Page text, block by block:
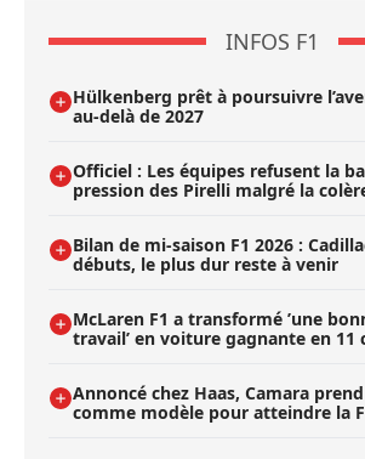
INFOS F1
Hülkenberg prêt à poursuivre
au-delà de 2027
Officiel : Les équipes refusent la
pression des Pirelli malgré la
Bilan de mi-saison F1 2026 :
débuts, le plus dur reste à venir
McLaren F1 a transformé ’une
travail’ en voiture gagnante en 11
Annoncé chez Haas, Camara
comme modèle pour atteindre la